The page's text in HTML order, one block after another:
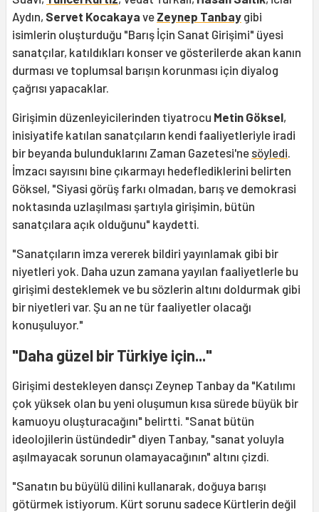
Aydın, Servet Kocakaya ve Zeynep Tanbay gibi
isimlerin oluşturduğu "Barış İçin Sanat Girişimi" üyesi
sanatçılar, katıldıkları konser ve gösterilerde akan kanın
durması ve toplumsal barışın korunması için diyalog
çağrısı yapacaklar.
Girişimin düzenleyicilerinden tiyatrocu Metin Göksel,
inisiyatife katılan sanatçıların kendi faaliyetleriyle iradi
bir beyanda bulunduklarını Zaman Gazetesi'ne söyledi.
İmzacı sayısını bine çıkarmayı hedeflediklerini belirten
Göksel, "Siyasi görüş farkı olmadan, barış ve demokrasi
noktasında uzlaşılması şartıyla girişimin, bütün
sanatçılara açık olduğunu" kaydetti.
"Sanatçıların imza vererek bildiri yayınlamak gibi bir
niyetleri yok. Daha uzun zamana yayılan faaliyetlerle bu
girişimi desteklemek ve bu sözlerin altını doldurmak gibi
bir niyetleri var. Şu an ne tür faaliyetler olacağı
konuşuluyor."
"Daha güzel bir Türkiye için..."
Girişimi destekleyen dansçı Zeynep Tanbay da "Katılımı
çok yüksek olan bu yeni oluşumun kısa sürede büyük bir
kamuoyu oluşturacağını" belirtti. "Sanat bütün
ideolojilerin üstündedir" diyen Tanbay, "sanat yoluyla
aşılmayacak sorunun olamayacağının" altını çizdi.
"Sanatın bu büyülü dilini kullanarak, doğuya barışı
götürmek istiyorum. Kürt sorunu sadece Kürtlerin değil